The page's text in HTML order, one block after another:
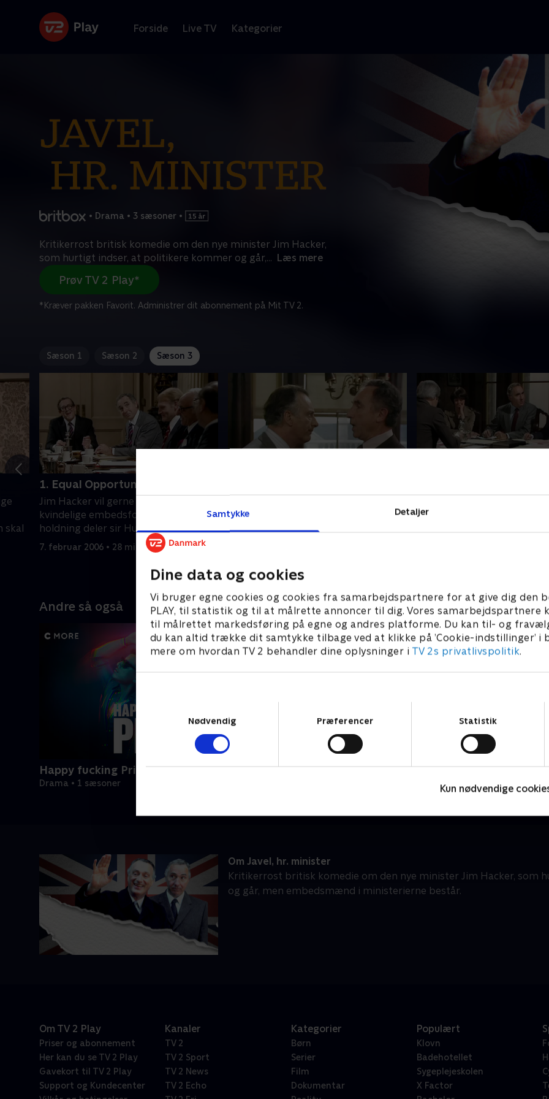
Samtykke Detaljer
Dine data og cookies
Vi bruger egne cookies og cookies fra samarbejdspartnere for at give dig den
PLAY, til statistik og til at målrette annoncer til dig. Vores samarbejdspartnere
til målrettet markedsføring på egne og andres platforme. Du kan til- og
du kan altid trække dit samtykke tilbage ved at klikke på ’Cookie-indstillinger’ i
mere om hvordan TV 2 behandler dine oplysninger i TV 2s privatlivspolitik.
Nødvendig
Præferencer Statistik
Kun nødvendige
Forside Live TV Kategorier
• Drama • 3 sæsoner •
Kritikerrost britisk komedie om den nye minister Jim Hacker,
som hurtigt indser, at politikere kommer og går,... Læs mere
Prøv TV 2 Play*
*Kræver pakken Favorit. Administrer dit abonnement på Mit TV 2.
Sæson 1 Sæson 2 Sæson 3
1. Equal Opportunities
Jim Hacker vil gerne have flere
kvindelige embedsfolk, men den
holdning deler sir Humphrey ikke.
7. februar 2006 • 28 min
om civilforsvaret. Han bliver
interviewet af en meget vedholdende
afleverer sit papirarbejde til
Andre så også
Happy fucking Pride
Drama • 1 sæsoner
Om Javel, hr. minister
Kritikerrost britisk komedie om den nye minister Jim Hacker, som
og går, men embedsmænd i ministerierne består.
Om TV 2 Play
Priser og abonnement
Her kan du se TV 2 Play
Gavekort til TV 2 Play
Support og Kundecenter
Kanaler
TV 2
TV 2 Sport
TV 2 News
TV 2 Echo
Kategorier
Børn
Serier
Film
Dokumentar
Populært
Klovn
Badehotellet
Sygeplejeskolen
X Factor